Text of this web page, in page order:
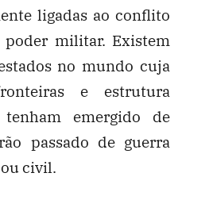
ligadas ao conflito
militar. Existem
no mundo cuja
e estrutura
emergido de
passado de guerra
civil.